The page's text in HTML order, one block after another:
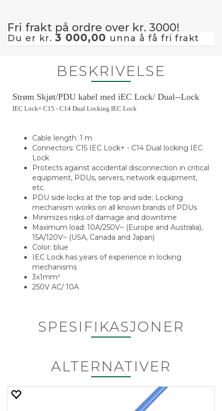
Fri frakt på ordre over kr. 3000!
Du er kr. 3 000,00 unna å få fri frakt
BESKRIVELSE
Strøm Skjøt/PDU kabel med iEC Lock/ Dual--Lock
IEC Lock+ C15 - C14 Dual Locking IEC Lock
Cable length: 1 m
Connectors: C15 IEC Lock+ - C14 Dual locking IEC
Lock
Protects against accidental disconnection in critical
equipment, PDUs, servers, network equipment,
etc.
PDU side locks at the top and side; Locking
mechanism works on all known brands of PDUs
Minimizes risks of damage and downtime
Maximum load: 10A/250V~ (Europe and Australia),
15A/120V~ (USA, Canada and Japan)
Color: blue
IEC Lock has years of experience in locking
mechanisms
3x1mm²
250V AC/ 10A
SPESIFIKASJONER
ALTERNATIVER